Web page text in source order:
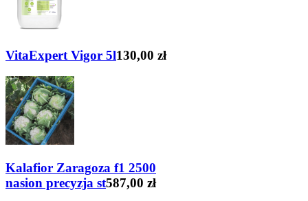
VitaExpert Vigor 5l130,00 zł
Kalafior Zaragoza f1 2500
nasion precyzja st587,00 zł